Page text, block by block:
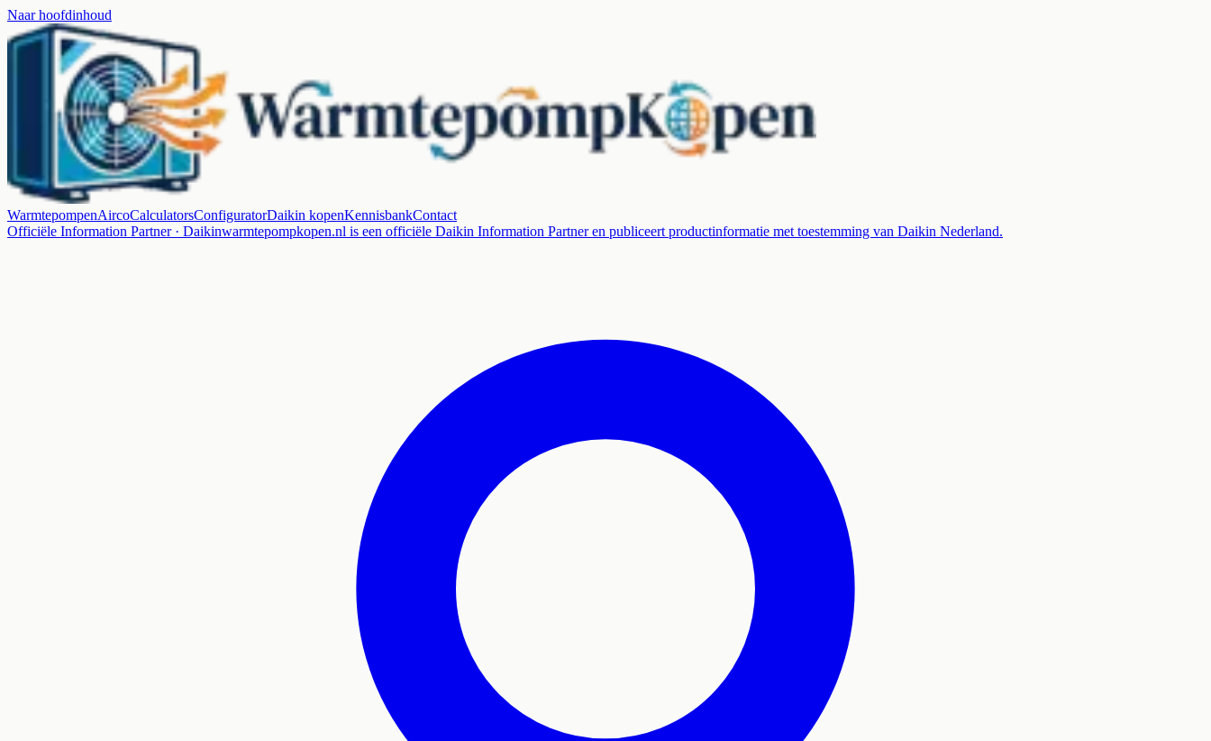
Naar hoofdinhoud
WarmtepompenAircoCalculatorsConfiguratorDaikin kopenKennisbankContact
Officiële Information Partner · Daikinwarmtepompkopen.nl is een officiële Daikin Information Partner en publiceert productinformatie met toestemming van Daikin Nederland.